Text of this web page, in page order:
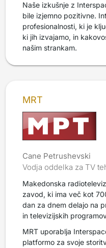
Naše izkušnje z
bile izjemno pozitivne.
profesionalnosti, ki je
ki jih izvajamo, in
našim strankam.
MRT
Cane Petrushevski
Vodja oddelka za TV
Makedonska
zavod, ki ima več kot
dan za dnem delajo na
in televizijskih
MRT uporablja
platformo za svoje